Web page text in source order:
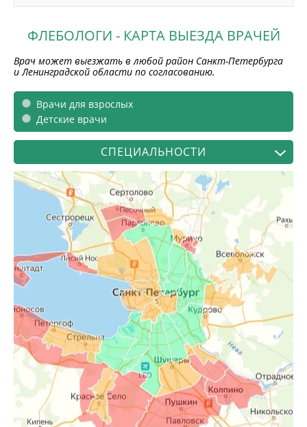
ФЛЕБОЛОГИ - КАРТА ВЫЕЗДА ВРАЧЕЙ
Врач может выезжать в любой район Санкт-Петербурга
и Ленинградской области по согласованию.
Врачи для взрослых
Детские врачи
СПЕЦИАЛЬНОСТИ